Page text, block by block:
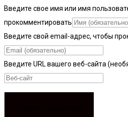
Введите свое имя или имя
прокомментировать
Введите свой email-адрес, чтобы
Введите URL вашего веб-сайта